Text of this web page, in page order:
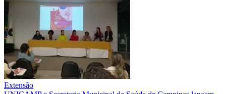
Extensão